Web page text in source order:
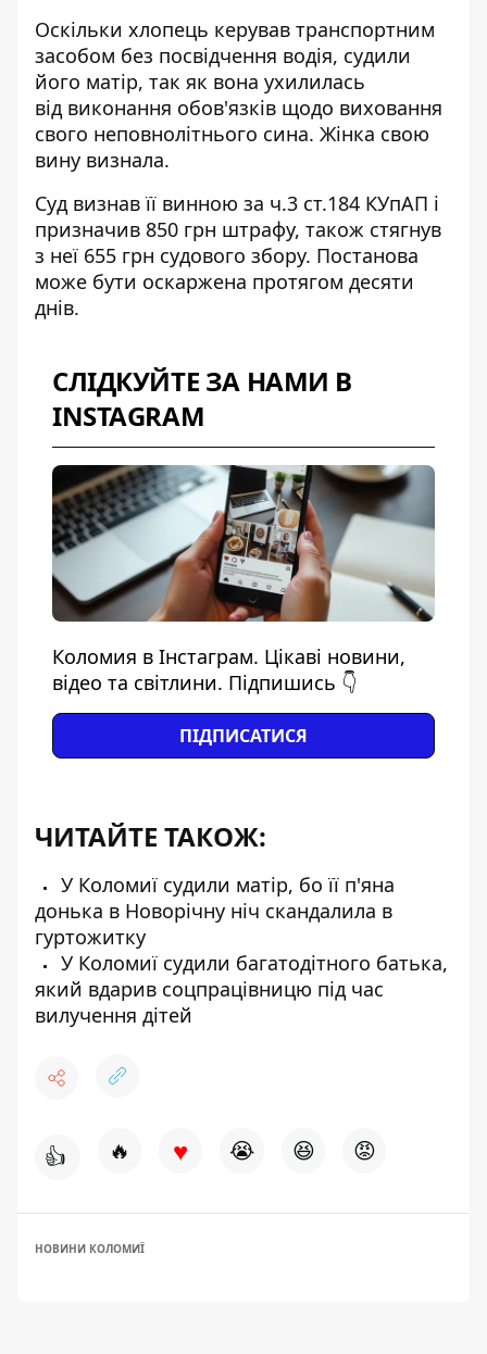
Оскільки хлопець керував транспортним
засобом без посвідчення водія, судили
його матір, так як вона ухилилась
від виконання обов'язків щодо виховання
свого неповнолітнього сина. Жінка свою
вину визнала.
Суд визнав її винною за ч.3 ст.184 КУпАП і
призначив 850 грн штрафу, також стягнув
з неї 655 грн судового збору. Постанова
може бути оскаржена протягом десяти
днів.
СЛІДКУЙТЕ ЗА НАМИ В
INSTAGRAM
Коломия в Інстаграм. Цікаві новини,
відео та світлини. Підпишись 👇
ПІДПИСАТИСЯ
ЧИТАЙТЕ ТАКОЖ:
У Коломиї судили матір, бо її п'яна
донька в Новорічну ніч скандалила в
гуртожитку
У Коломиї судили багатодітного батька,
який вдарив соцпрацівницю під час
вилучення дітей
👍 🔥 ♥ 😭 😆 😡
НОВИНИ КОЛОМИЇ